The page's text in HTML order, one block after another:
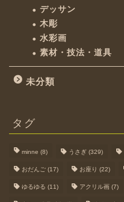
デッサン
木彫
水彩画
素材・技法・道具
未分類
タグ
minne (8) うさぎ (329)
おだんご (17) お座り (22)
ゆるゆる (11) アクリル画 (7)